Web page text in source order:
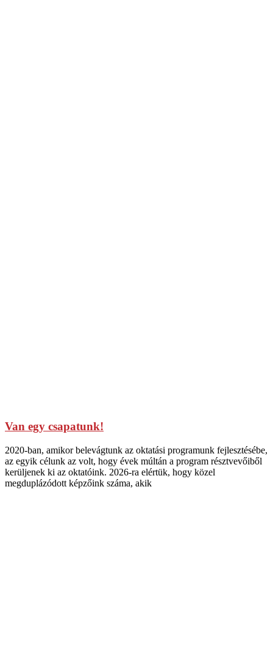
Van egy csapatunk!
2020-ban, amikor belevágtunk az oktatási programunk fejlesztésébe,
az egyik célunk az volt, hogy évek múltán a program résztvevőiből
kerüljenek ki az oktatóink. 2026-ra elértük, hogy közel
megduplázódott képzőink száma, akik